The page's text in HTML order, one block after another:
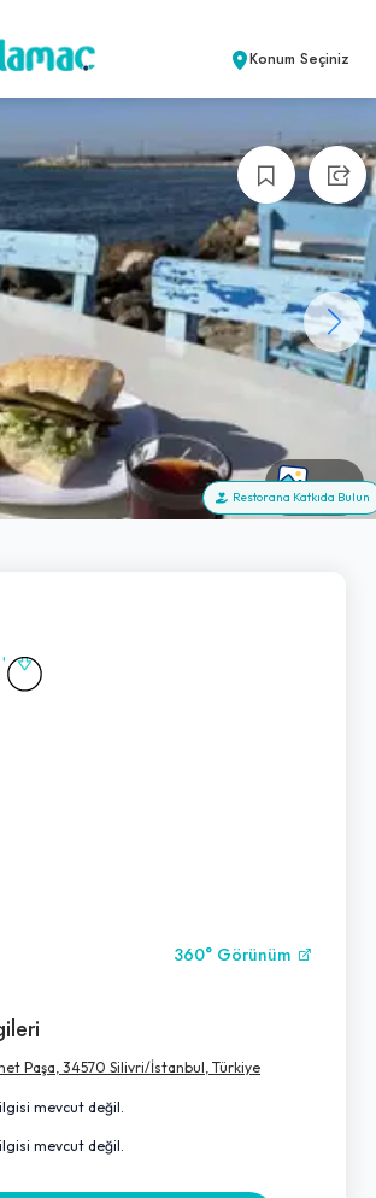
Konum Seçiniz
+98
Restorana Katkıda Bulun
360° Görünüm
Paşa, 34570 Silivri/İstanbul, Türkiye
mevcut değil.
mevcut değil.